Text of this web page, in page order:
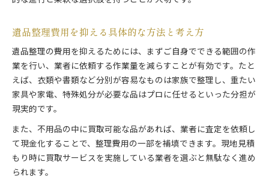
遺品整理費用を抑える具体的な方法と考え方
遺品整理の費用を抑えるためには、まずご自身でできる範囲の作
業を行い、業者に依頼する作業量を減らすことが有効です。たと
えば、衣類や書類など分別が容易なものは家族で整理し、重たい
家具や家電、特殊処分が必要な品はプロに任せるといった分担が
現実的です。
また、不用品の中に買取可能な品があれば、業者に査定を依頼し
て現金化することで、整理費用の一部を補填できます。現地見積
もり時に買取サービスを実施している業者を選ぶと無駄なく進め
られます。